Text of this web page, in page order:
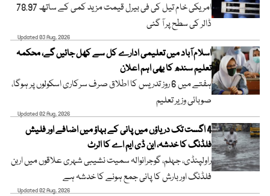
امریکی خام تیل کی فی بیرل قیمت مزید کمی کے ساتھ 78.97
ڈالر کی سطح پر آ گئی
Updated 03 Aug, 2026
اسلام آباد میں تعلیمی ادارے کل سے کھل جائیں گے، محکمہ
تعلیم سندھ کا بھی اہم اعلان
ہفتے میں 6 روز تدریس کا اطلاق صرف سرکاری اسکولوں پر ہوگا،
صوبائی وزیر تعلیم
Updated 02 Aug, 2026
4 اگست تک دریاؤں میں پانی کے بہاؤ میں اضافے اور فلیش
فلڈنگ کا خدشہ، این ڈی ایم اے کا الرٹ
راولپنڈی، جہلم، گوجرانوالہ سمیت نشیبی شہری علاقوں میں اربن
فلڈنگ اور بارش کا پانی جمع ہونے کا خدشہ ہے
Updated 02 Aug, 2026